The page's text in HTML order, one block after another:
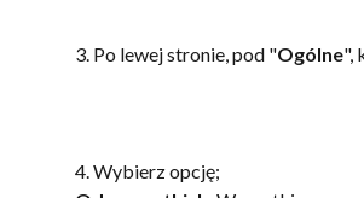
3. Po lewej stronie, pod "Ogólne",
4. Wybierz opcję;